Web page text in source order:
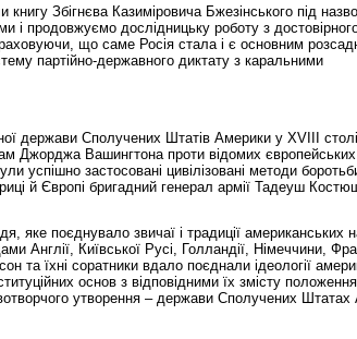
Збігнєва Казиміровича Бжезінського під
і продовжуємо дослідницьку роботу з
що саме Росія стала і є основним
партійно-державного диктату з каральними
держави Сполучених Штатів Америки у ХVІІІ
Джорджа Вашингтона проти відомих
успішно застосовані цивілізовані методи
й Європі бригадний генерал армії Тадеуш
яке поєднувало звичаї і традиції американських
Англії, Київської Русі, Голландії, Німеччини,
їхні соратники вдало поєднали ідеології
основ з відповідними їх змісту
утворення – держави Сполучених Штатах